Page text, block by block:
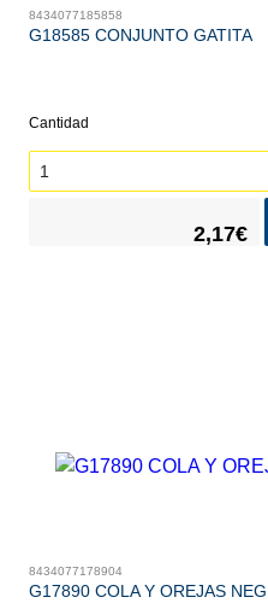
8434077185858
G18585 CONJUNTO GATITA
Cantidad
2,17€
8434077178904
G17890 COLA Y OREJAS